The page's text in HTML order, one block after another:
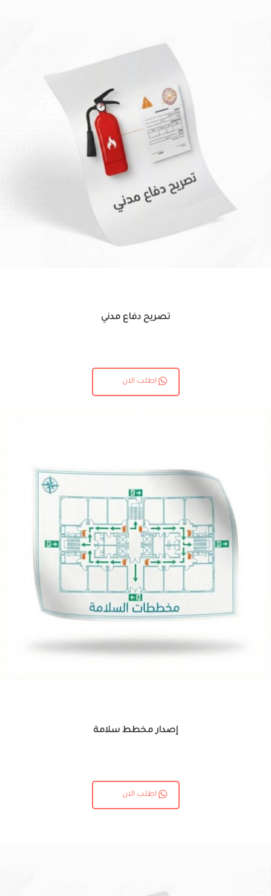
تصريح دفاع مدني
اطلب الان
إصدار مخطط سلامة
اطلب الان